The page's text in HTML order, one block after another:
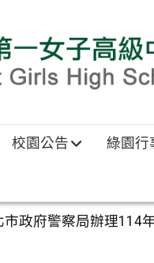
校園公告 綠園行
市政府警察局辦理114